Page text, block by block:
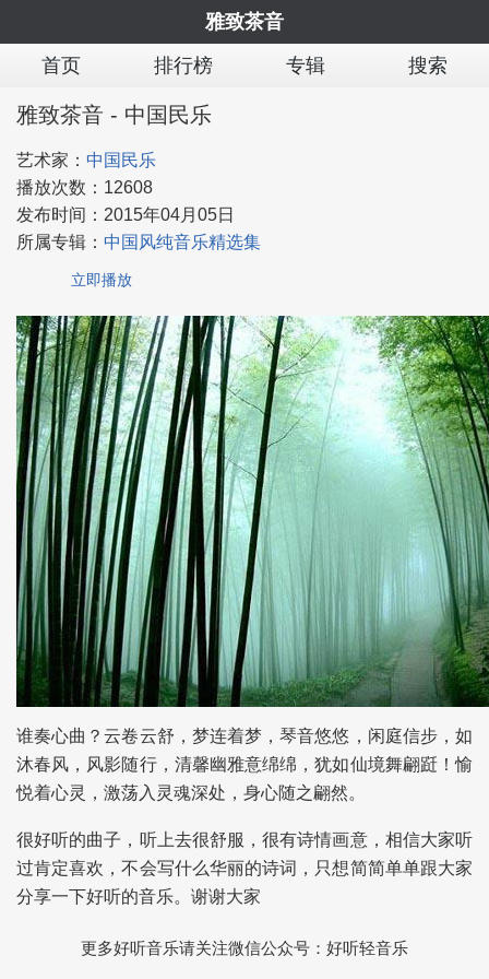
雅致茶音
首页
排行榜 专辑 搜索
雅致茶音 - 中国民乐
艺术家： 中国民乐
播放次数： 12608
发布时间： 2015年04月05日
所属专辑： 中国风纯音乐精选集
立即播放
谁奏心曲？云卷云舒，梦连着梦，琴音悠悠，闲庭信步，如
沐春风，风影随行，清馨幽雅意绵绵，犹如仙境舞翩跹！愉
悦着心灵，激荡入灵魂深处，身心随之翩然。
很好听的曲子，听上去很舒服，很有诗情画意，相信大家听
过肯定喜欢，不会写什么华丽的诗词，只想简简单单跟大家
分享一下好听的音乐。谢谢大家
更多好听音乐请关注微信公众号：好听轻音乐